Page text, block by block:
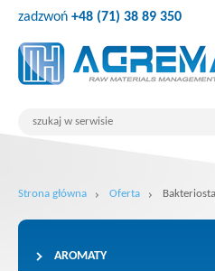
zadzwoń +48 (71) 38 89 350
Strona główna Oferta
AROMATY